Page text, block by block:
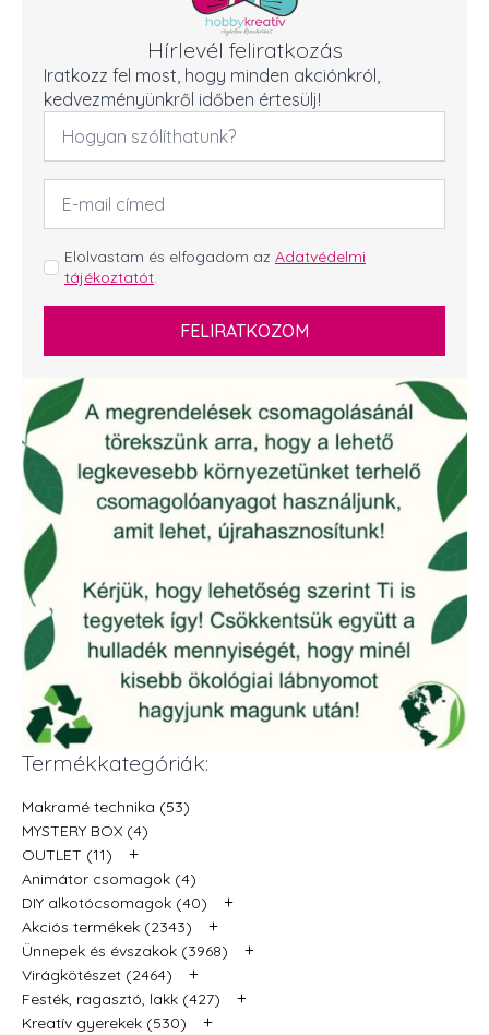
Hírlevél feliratkozás
Iratkozz fel most, hogy minden akciónkról,
kedvezményünkről időben értesülj!
Név
Email
cím
GDPR
*
Elolvastam és elfogadom az Adatvédelmi
tájékoztatót.
FELIRATKOZOM
Termékkategóriák:
Makramé technika (53)
MYSTERY BOX (4)
OUTLET (11)
+
Animátor csomagok (4)
DIY alkotócsomagok (40)
+
Akciós termékek (2343) +
Ünnepek és évszakok (3968) +
Virágkötészet (2464) +
Festék, ragasztó, lakk (427) +
Kreatív gyerekek (530) +